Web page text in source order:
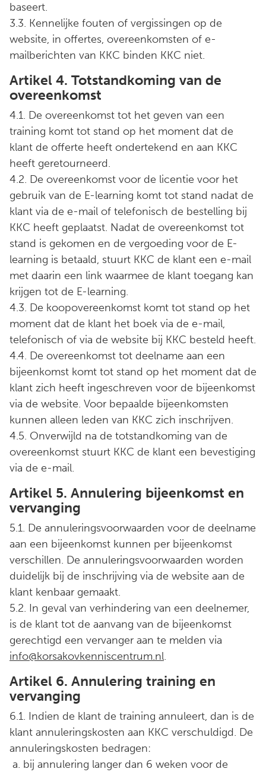
baseert.
3.3. Kennelijke fouten of vergissingen op de
website, in offertes, overeenkomsten of e-
mailberichten van KKC binden KKC niet.
Artikel 4. Totstandkoming van de
overeenkomst
4.1. De overeenkomst tot het geven van een
training komt tot stand op het moment dat de
klant de offerte heeft ondertekend en aan KKC
heeft geretourneerd.
4.2. De overeenkomst voor de licentie voor het
gebruik van de E-learning komt tot stand nadat de
klant via de e-mail of telefonisch de bestelling bij
KKC heeft geplaatst. Nadat de overeenkomst tot
stand is gekomen en de vergoeding voor de E-
learning is betaald, stuurt KKC de klant een e-mail
met daarin een link waarmee de klant toegang kan
krijgen tot de E-learning.
4.3. De koopovereenkomst komt tot stand op het
moment dat de klant het boek via de e-mail,
telefonisch of via de website bij KKC besteld heeft.
4.4. De overeenkomst tot deelname aan een
bijeenkomst komt tot stand op het moment dat de
klant zich heeft ingeschreven voor de bijeenkomst
via de website. Voor bepaalde bijeenkomsten
kunnen alleen leden van KKC zich inschrijven.
4.5. Onverwijld na de totstandkoming van de
overeenkomst stuurt KKC de klant een bevestiging
via de e-mail.
Artikel 5. Annulering bijeenkomst en
vervanging
5.1. De annuleringsvoorwaarden voor de deelname
aan een bijeenkomst kunnen per bijeenkomst
verschillen. De annuleringsvoorwaarden worden
duidelijk bij de inschrijving via de website aan de
klant kenbaar gemaakt.
5.2. In geval van verhindering van een deelnemer,
is de klant tot de aanvang van de bijeenkomst
gerechtigd een vervanger aan te melden via
info@korsakovkenniscentrum.nl.
Artikel 6. Annulering training en
vervanging
6.1. Indien de klant de training annuleert, dan is de
klant annuleringskosten aan KKC verschuldigd. De
annuleringskosten bedragen:
a. bij annulering langer dan 6 weken voor de